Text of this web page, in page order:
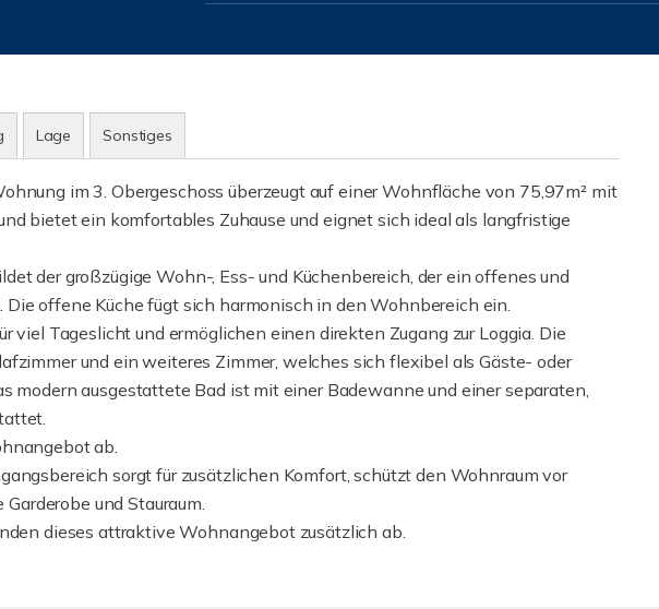
Lage Sonstiges
im 3. Obergeschoss überzeugt auf einer Wohnfläche von 75,97m² mit
bietet ein komfortables Zuhause und eignet sich ideal als langfristige
der großzügige Wohn-, Ess- und Küchenbereich, der ein offenes und
offene Küche fügt sich harmonisch in den Wohnbereich ein.
viel Tageslicht und ermöglichen einen direkten Zugang zur Loggia. Die
und ein weiteres Zimmer, welches sich flexibel als Gäste- oder
modern ausgestattete Bad ist mit einer Badewanne und einer separaten,
ab.
sorgt für zusätzlichen Komfort, schützt den Wohnraum vor
und Stauraum.
dieses attraktive Wohnangebot zusätzlich ab.